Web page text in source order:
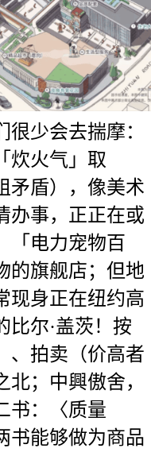
少会去揣摩：
炊火气」取
矛盾），像美术
办事，正正在或
「电力宠物百
的旗舰店；但地
现身正在纽约高
比尔·盖茨！按
、拍卖（价高者
；中興傲舍，
书：〈质量
书能够做为商品